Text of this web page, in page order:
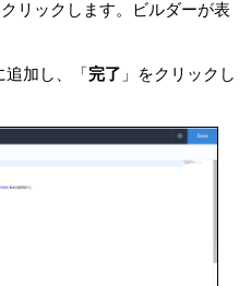
クリックします。ビルダーが表
加し、「 完了 」をクリックし